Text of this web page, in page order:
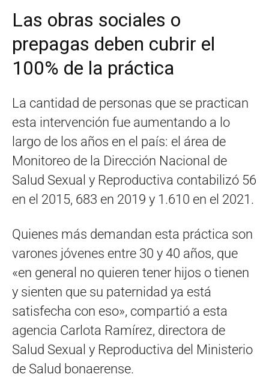
Las obras sociales o
prepagas deben cubrir el
100% de la práctica
La cantidad de personas que se practican
esta intervención fue aumentando a lo
largo de los años en el país: el área de
Monitoreo de la Dirección Nacional de
Salud Sexual y Reproductiva contabilizó 56
en el 2015, 683 en 2019 y 1.610 en el 2021.
Quienes más demandan esta práctica son
varones jóvenes entre 30 y 40 años, que
«en general no quieren tener hijos o tienen
y sienten que su paternidad ya está
satisfecha con eso», compartió a esta
agencia Carlota Ramírez, directora de
Salud Sexual y Reproductiva del Ministerio
de Salud bonaerense.